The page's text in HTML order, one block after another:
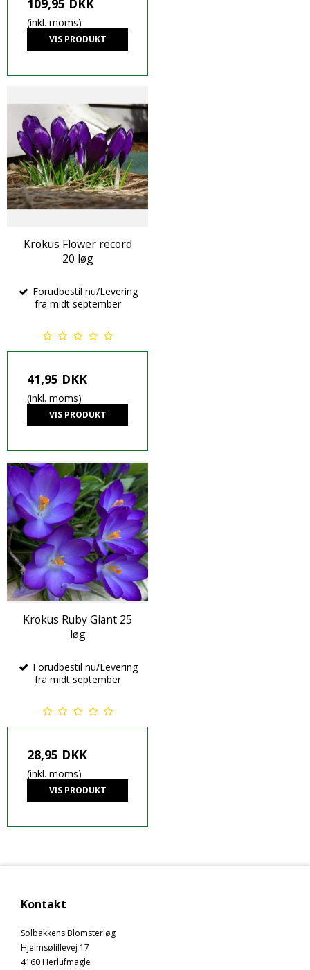
(inkl. moms)
VIS PRODUKT
Krokus Flower record
20 løg
Forudbestil nu/Levering
fra midt september
41,95 DKK
(inkl. moms)
VIS PRODUKT
Krokus Ruby Giant 25
løg
Forudbestil nu/Levering
fra midt september
28,95 DKK
(inkl. moms)
VIS PRODUKT
Kontakt
Solbakkens Blomsterløg
Hjelmsølillevej 17
4160 Herlufmagle